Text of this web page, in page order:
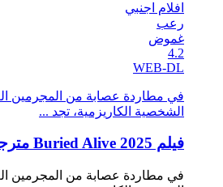
افلام اجنبي
رعب
غموض
4.2
WEB-DL
في مطاردة عصابة من المجرمين
الشخصية الكاريزمية، تجد ...
فيلم Buried Alive 2025 مترجم HD
في مطاردة عصابة من المجرمين